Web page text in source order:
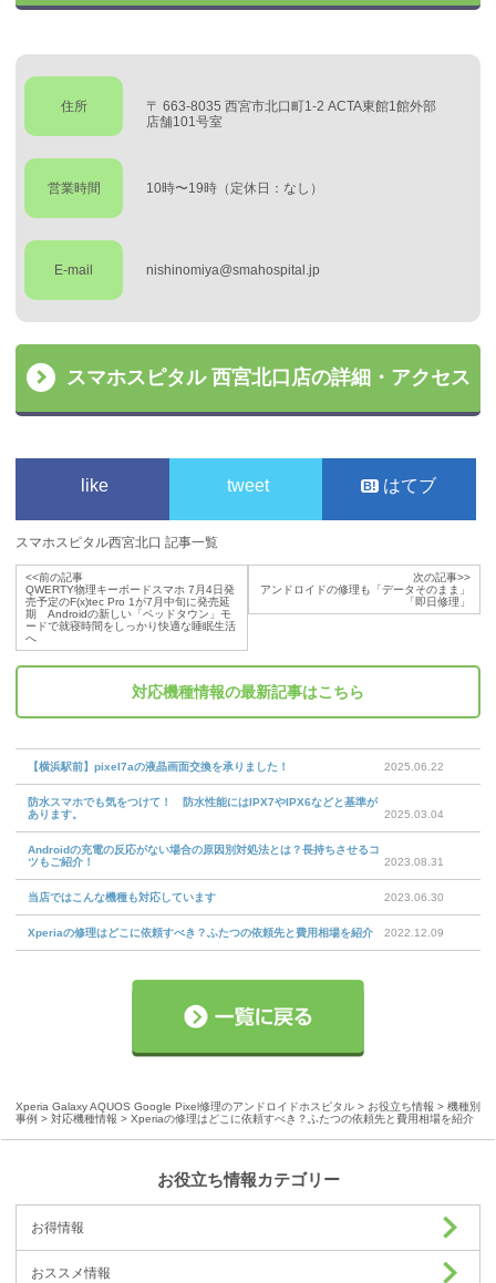
住所
〒 663-8035 西宮市北口町1-2 ACTA東館1館外部
店舗101号室
営業時間 10時〜19時（定休日：なし）
E-mail nishinomiya@smahospital.jp
スマホスピタル 西宮北口店の詳細・アクセス
like tweet はてブ
スマホスピタル西宮北口 記事一覧
<<前の記事
QWERTY物理キーボードスマホ 7月4日発
売予定のF(x)tec Pro 1が7月中旬に発売延
期 Androidの新しい「ベッドタウン」モ
ードで就寝時間をしっかり快適な睡眠生活
へ
次の記事>>
アンドロイドの修理も「データそのまま」
「即日修理」
対応機種情報の最新記事はこちら
【横浜駅前】pixel7aの液晶画面交換を承りました！ 2025.06.22
防水スマホでも気をつけて！ 防水性能にはIPX7やIPX6などと基準が
あります。
2025.03.04
Androidの充電の反応がない場合の原因別対処法とは？長持ちさせるコ
ツもご紹介！
2023.08.31
当店ではこんな機種も対応しています 2023.06.30
Xperiaの修理はどこに依頼すべき？ふたつの依頼先と費用相場を紹介 2022.12.09
Xperia Galaxy AQUOS Google Pixel修理のアンドロイドホスピタル > お役立ち情報 > 機種別
事例 > 対応機種情報 > Xperiaの修理はどこに依頼すべき？ふたつの依頼先と費用相場を紹介
お役立ち情報カテゴリー
お得情報
おススメ情報